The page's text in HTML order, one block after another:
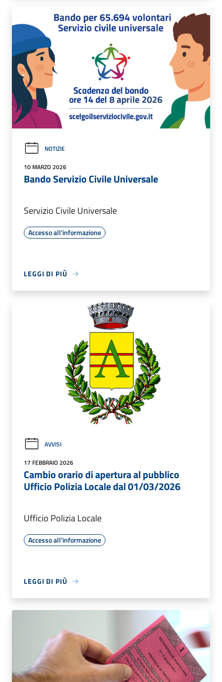
NOTIZIE
10 MARZO 2026
Bando Servizio Civile Universale
Servizio Civile Universale
Accesso all'informazione
LEGGI DI PIÙ
AVVISI
17 FEBBRAIO 2026
Cambio orario di apertura al pubblico
Ufficio Polizia Locale dal 01/03/2026
Ufficio Polizia Locale
Accesso all'informazione
LEGGI DI PIÙ